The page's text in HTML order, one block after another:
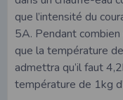
que l’intensité du
5A. Pendant
que la température
admettra qu’il faut
température de 1kg